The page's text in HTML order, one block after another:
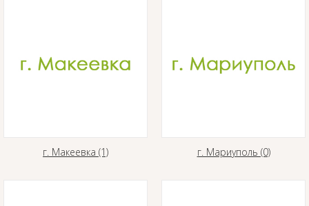
г. Макеевка (1) г. Мариуполь (0)